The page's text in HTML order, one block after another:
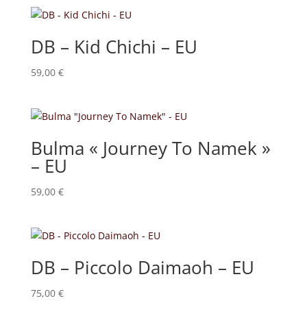
DB – Kid Chichi – EU
59,00 €
Bulma « Journey To Namek »
– EU
59,00 €
DB – Piccolo Daimaoh – EU
75,00 €